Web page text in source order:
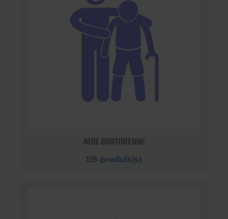
AIDE QUOTIDIENNE
119 produit(s)